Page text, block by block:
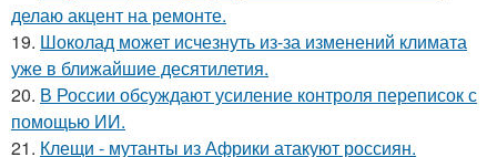
делаю акцент на ремонте.
19. Шоколад может исчезнуть из-за изменений климата
уже в ближайшие десятилетия.
20. В России обсуждают усиление контроля переписок с
помощью ИИ.
21. Клещи - мутанты из Африки атакуют россиян.